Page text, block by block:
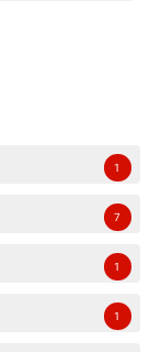
1
7
1
1